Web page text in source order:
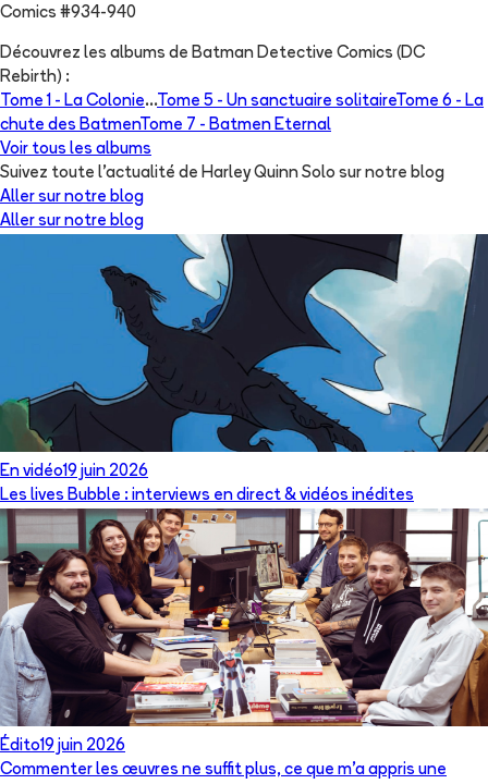
Comics #934-940
Découvrez les albums de Batman Detective Comics (DC
Rebirth) :
Tome 1 - La Colonie...Tome 5 - Un sanctuaire solitaireTome 6 - La
chute des BatmenTome 7 - Batmen Eternal
Voir tous les albums
Suivez toute l'actualité de Harley Quinn Solo sur notre blog
Aller sur notre blog
Aller sur notre blog
En vidéo19 juin 2026
Les lives Bubble : interviews en direct & vidéos inédites
Édito19 juin 2026
Commenter les œuvres ne suffit plus, ce que m’a appris une